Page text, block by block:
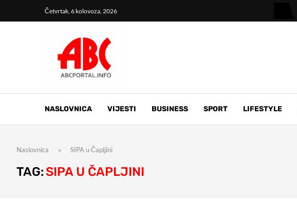
Četvrtak, 6 kolovoza, 2026
NASLOVNICA VIJESTI BUSINESS SPORT LIFESTYLE
Naslovnica » SIPA u Čapljini
TAG: SIPA U ČAPLJINI